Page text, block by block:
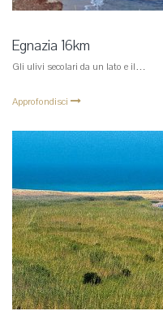
Egnazia 16km
Gli ulivi secolari da un lato e il…
Approfondisci